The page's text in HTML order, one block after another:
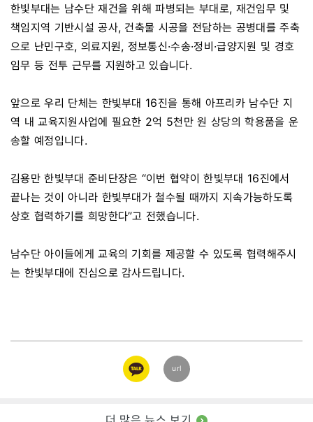
한빛부대는 남수단 재건을 위해 파병되는 부대로, 재건임무 및
책임지역 기반시설 공사, 건축물 시공을 전담하는 공병대를 주축
으로 난민구호, 의료지원, 정보통신·수송·정비·급양지원 및 경호
임무 등 전투 근무를 지원하고 있습니다.
앞으로 우리 단체는 한빛부대 16진을 통해 아프리카 남수단 지
역 내 교육지원사업에 필요한 2억 5천만 원 상당의 학용품을 운
송할 예정입니다.
김용만 한빛부대 준비단장은 “이번 협약이 한빛부대 16진에서
끝나는 것이 아니라 한빛부대가 철수될 때까지 지속가능하도록
상호 협력하기를 희망한다”고 전했습니다.
남수단 아이들에게 교육의 기회를 제공할 수 있도록 협력해주시
는 한빛부대에 진심으로 감사드립니다.
카카오
링크
url